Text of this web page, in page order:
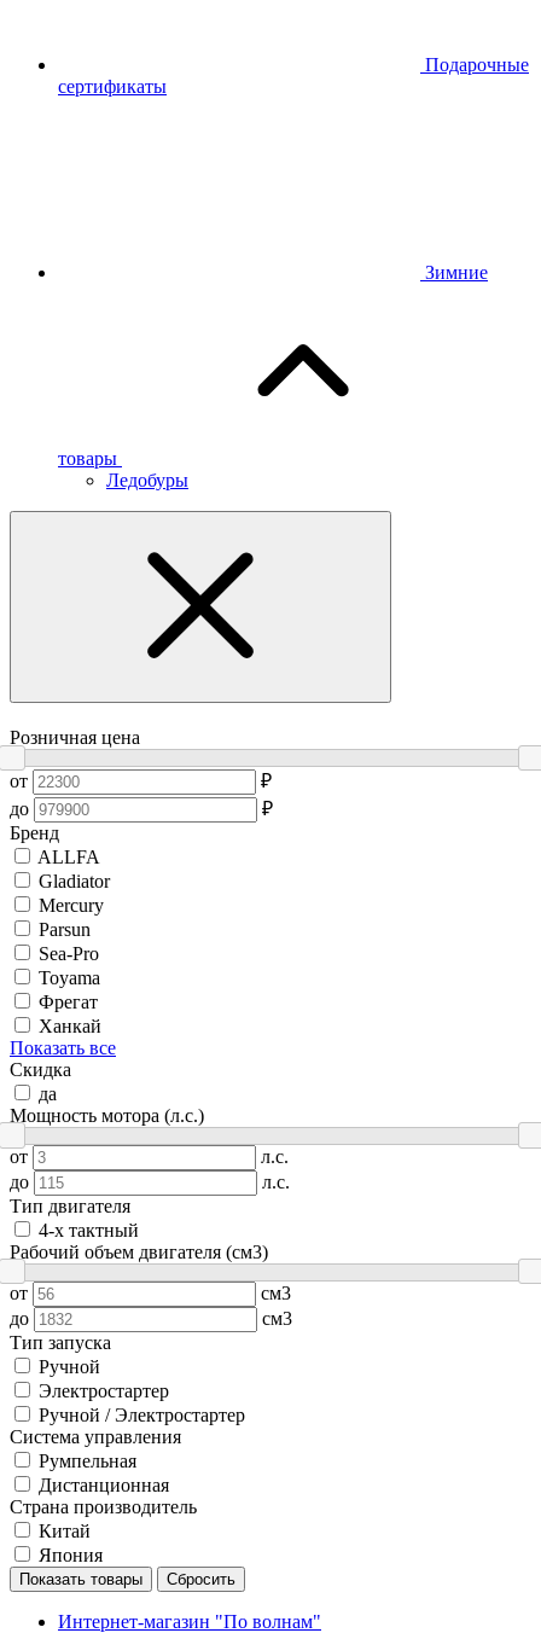
Подарочные
сертификаты
Зимние
товары
Ледобуры
Розничная цена
от
₽
до
₽
Бренд
ALLFA
Gladiator
Mercury
Parsun
Sea-Pro
Toyama
Фрегат
Ханкай
Показать все
Скидка
да
Мощность мотора (л.с.)
от
л.с.
до
л.с.
Тип двигателя
4-х тактный
Рабочий объем двигателя (см3)
от
см3
до
см3
Тип запуска
Ручной
Электростартер
Ручной / Электростартер
Система управления
Румпельная
Дистанционная
Страна производитель
Китай
Япония
Показать товары Сбросить
Интернет-магазин "По волнам"